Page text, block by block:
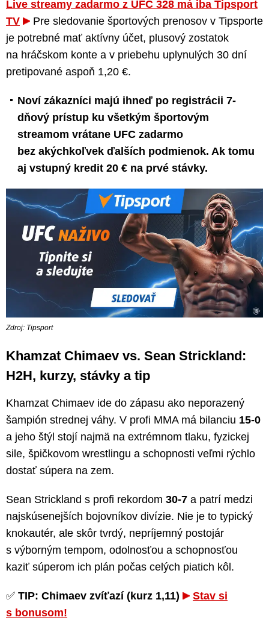
Live streamy zadarmo z UFC 328 má iba Tipsport
TV
Pre sledovanie športových prenosov v Tipsporte
je potrebné mať aktívny účet, plusový zostatok
na hráčskom konte a v priebehu uplynulých 30 dní
pretipované aspoň 1,20 €.
Noví zákazníci majú ihneď po registrácii 7-
dňový prístup ku všetkým športovým
streamom vrátane UFC zadarmo
bez akýchkoľvek ďalších podmienok. Ak tomu
aj vstupný kredit 20 € na prvé stávky.
Zdroj: Tipsport
Khamzat Chimaev vs. Sean Strickland:
H2H, kurzy, stávky a tip
Khamzat Chimaev ide do zápasu ako neporazený
šampión strednej váhy. V profi MMA má bilanciu 15-0
a jeho štýl stojí najmä na extrémnom tlaku, fyzickej
sile, špičkovom wrestlingu a schopnosti veľmi rýchlo
dostať súpera na zem.
Sean Strickland s profi rekordom 30-7 a patrí medzi
najskúsenejších bojovníkov divízie. Nie je to typický
knokautér, ale skôr tvrdý, nepríjemný postojár
s výborným tempom, odolnosťou a schopnosťou
kaziť súperom ich plán počas celých piatich kôl.
✅ TIP: Chimaev zvíťazí (kurz 1,11)
Stav si
s bonusom!